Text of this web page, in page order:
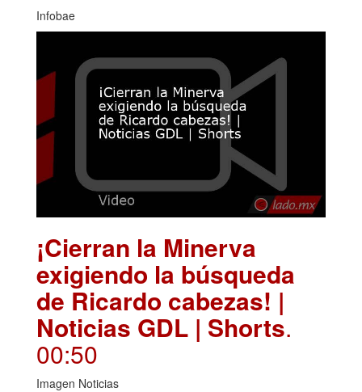
Infobae
¡Cierran la Minerva
exigiendo la búsqueda
de Ricardo cabezas! |
Noticias GDL | Shorts.
00:50
Imagen Noticias